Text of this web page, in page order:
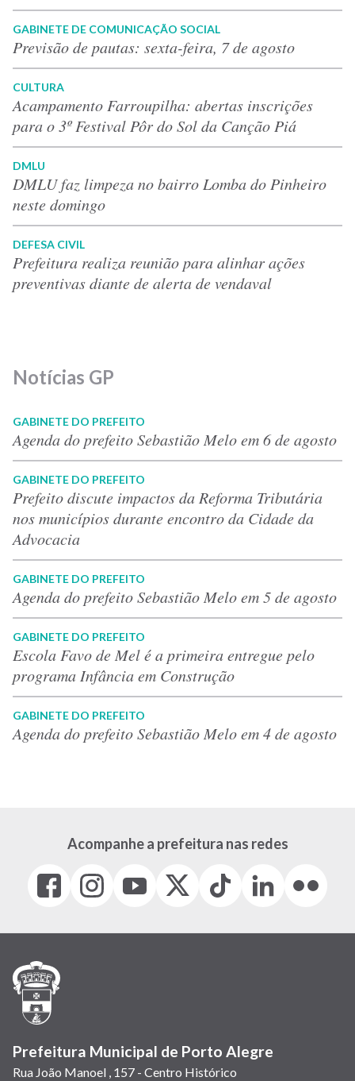
GABINETE DE COMUNICAÇÃO SOCIAL
Previsão de pautas: sexta-feira, 7 de agosto
CULTURA
Acampamento Farroupilha: abertas inscrições
para o 3º Festival Pôr do Sol da Canção Piá
DMLU
DMLU faz limpeza no bairro Lomba do Pinheiro
neste domingo
DEFESA CIVIL
Prefeitura realiza reunião para alinhar ações
preventivas diante de alerta de vendaval
Notícias GP
GABINETE DO PREFEITO
Agenda do prefeito Sebastião Melo em 6 de agosto
GABINETE DO PREFEITO
Prefeito discute impactos da Reforma Tributária
nos municípios durante encontro da Cidade da
Advocacia
GABINETE DO PREFEITO
Agenda do prefeito Sebastião Melo em 5 de agosto
GABINETE DO PREFEITO
Escola Favo de Mel é a primeira entregue pelo
programa Infância em Construção
GABINETE DO PREFEITO
Agenda do prefeito Sebastião Melo em 4 de agosto
Acompanhe a prefeitura nas redes
Facebook
(link
em
janela)
Instagram
(link
em
(link
em
(Antigo
(link
Tiktok
(link
em
LinkedIn
(link
em
(link
em
Prefeitura Municipal de Porto Alegre
Rua João Manoel , 157 - Centro Histórico